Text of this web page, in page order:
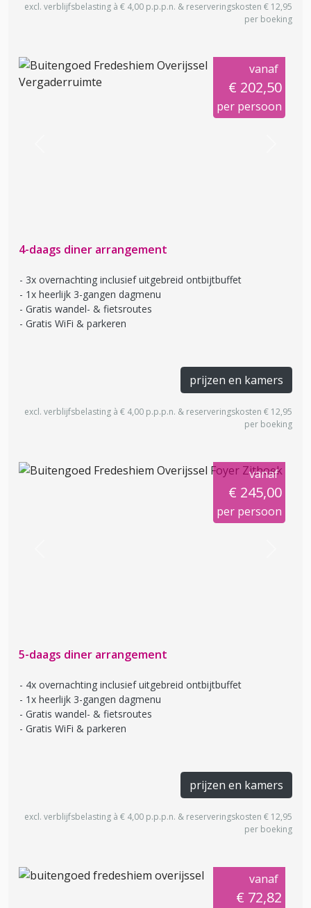
excl. verblijfsbelasting à € 4,00 p.p.p.n. & reserveringskosten € 12,95
per boeking
vanaf
€ 202,50
per persoon
4-daags diner arrangement
3x overnachting inclusief uitgebreid ontbijtbuffet
1x heerlijk 3-gangen dagmenu
Gratis wandel- & fietsroutes
Gratis WiFi & parkeren
prijzen en kamers
excl. verblijfsbelasting à € 4,00 p.p.p.n. & reserveringskosten € 12,95
per boeking
vanaf
€ 245,00
per persoon
5-daags diner arrangement
4x overnachting inclusief uitgebreid ontbijtbuffet
1x heerlijk 3-gangen dagmenu
Gratis wandel- & fietsroutes
Gratis WiFi & parkeren
prijzen en kamers
excl. verblijfsbelasting à € 4,00 p.p.p.n. & reserveringskosten € 12,95
per boeking
vanaf
€ 72,82